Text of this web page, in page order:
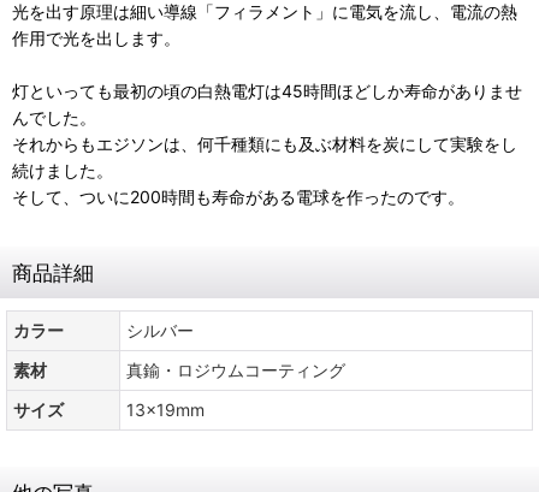
光を出す原理は細い導線「フィラメント」に電気を流し、電流の熱
作用で光を出します。
灯といっても最初の頃の白熱電灯は45時間ほどしか寿命がありませ
んでした。
それからもエジソンは、何千種類にも及ぶ材料を炭にして実験をし
続けました。
そして、ついに200時間も寿命がある電球を作ったのです。
商品詳細
カラー
シルバー
素材
真鍮・ロジウムコーティング
サイズ
13x19mm